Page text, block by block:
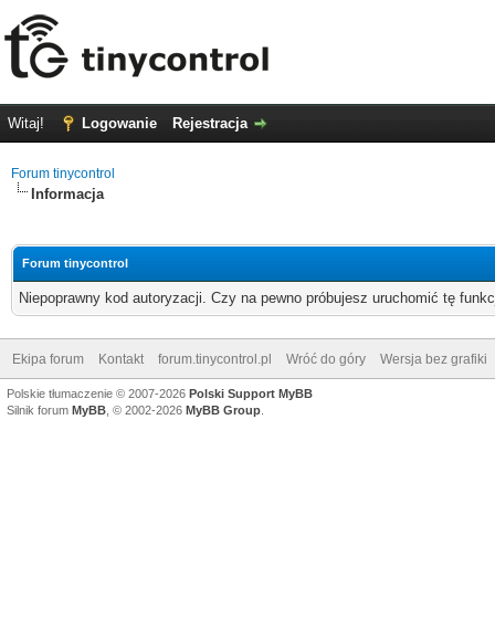
Witaj! Logowanie Rejestracja
Forum tinycontrol
Informacja
Forum tinycontrol
Niepoprawny kod autoryzacji. Czy na pewno próbujesz uruchomić tę
Ekipa forum Kontakt forum.tinycontrol.pl Wróć do góry Wersja bez grafiki
Polskie tłumaczenie © 2007-2026 Polski Support MyBB
Silnik forum MyBB , © 2002-2026 MyBB Group